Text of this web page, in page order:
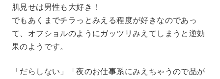
肌見せは男性も大好き！
でもあくまでチラっとみえる程度が好きなのであっ
て、オフショルのようにガッツリみえてしまうと逆効
果のようです。
「だらしない」「夜のお仕事系にみえちゃうので品が